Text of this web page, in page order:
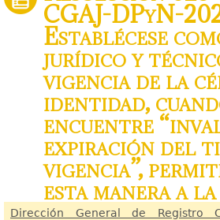
CGAJ-DPyN-
Establécese
jurídico y
vigencia de la
identidad,
encuentre
expiración del
vigencia”,
esta manera a
Dirección General de Registro